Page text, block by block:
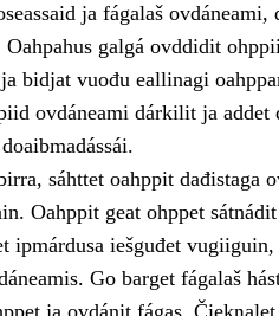
ja fágalaš ovdáneami,
galgá ovddidit
bidjat vuođu eallinagi
ovdáneami dárkilit ja addet
sáhttet oahppit dađistaga
Oahppit geat ohppet
ipmárdusa iešguđet
Go barget fágalaš